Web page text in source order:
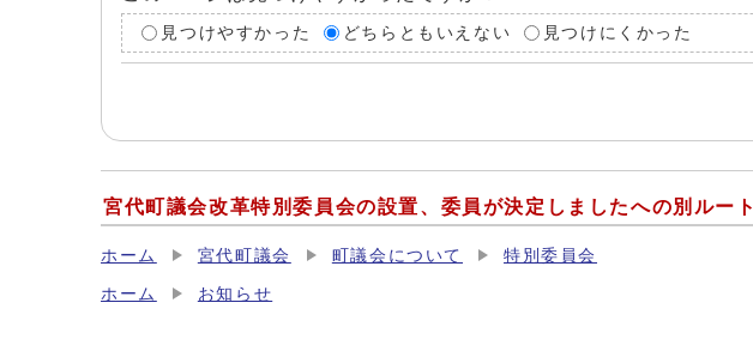
見つけやすかった どちらともいえない 見つけにくかった
宮代町議会改革特別委員会の設置、委員が決定しましたへの別ルート
ホーム 宮代町議会 町議会について 特別委員会
ホーム お知らせ